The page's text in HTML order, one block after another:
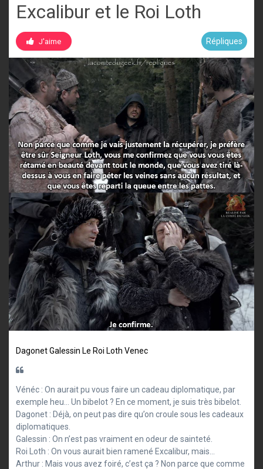
Excalibur et le Roi Loth
J'aime Répliques
DagonetGalessin Le Roi Loth Venec
Vénéc : On aurait pu vous faire un cadeau diplomatique, par
exemple heu… Un bibelot ? En ce moment, je suis très bibelot.
Dagonet : Déjà, on peut pas dire qu’on croule sous les cadeaux
diplomatiques.
Galessin : On n’est pas vraiment en odeur de sainteté.
Roi Loth : On vous aurait bien ramené Excalibur, mais…
Arthur : Mais vous avez foiré, c’est ça ? Non parce que comme